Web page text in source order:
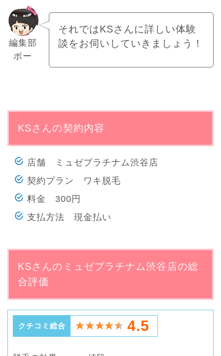
編集部
ボー
それではKSさんに詳しい体験
談をお伺いしていきましょう！
KSさんの契約内容
店舗 ミュゼプラチナム渋谷店
契約プラン ワキ脱毛
料金 300円
支払方法 現金払い
KSさんのミュゼプラチナム渋谷店の総
合評価
クチコミ総合 4.5